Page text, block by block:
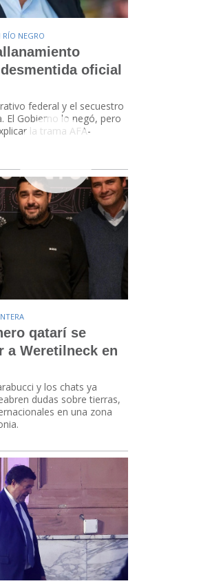
RÍO NEGRO
oficial
federal y el secuestro
El Gobierno lo negó, pero
la trama AFA-
qatarí se
a Weretilneck en
y los chats ya
dudas sobre tierras,
en una zona